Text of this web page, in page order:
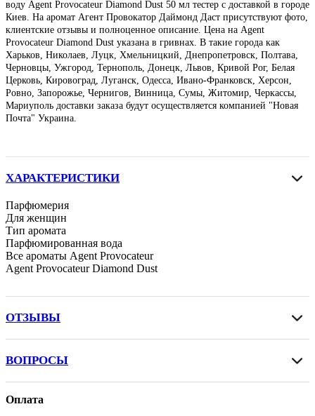
воду Agent Provocateur Diamond Dust 50 мл тестер с доставкой в городе
Киев. На аромат Агент Провокатор Даймонд Даст присутствуют фото,
клиентские отзывы и полноценное описание. Цена на Agent
Provocateur Diamond Dust указана в гривнах. В такие города как
Харьков, Николаев, Луцк, Хмельницкий, Днепропетровск, Полтава,
Черновцы, Ужгород, Тернополь, Донецк, Львов, Кривой Рог, Белая
Церковь, Кировоград, Луганск, Одесса, Ивано-Франковск, Херсон,
Ровно, Запорожье, Чернигов, Винница, Сумы, Житомир, Черкассы,
Мариуполь доставки заказа будут осуществляется компанией "Новая
Почта" Украина.
ХАРАКТЕРИСТИКИ
Парфюмерия
Для женщин
Тип аромата
Парфюмированная вода
Все ароматы Agent Provocateur
Agent Provocateur Diamond Dust
ОТЗЫВЫ
ВОПРОСЫ
Оплата